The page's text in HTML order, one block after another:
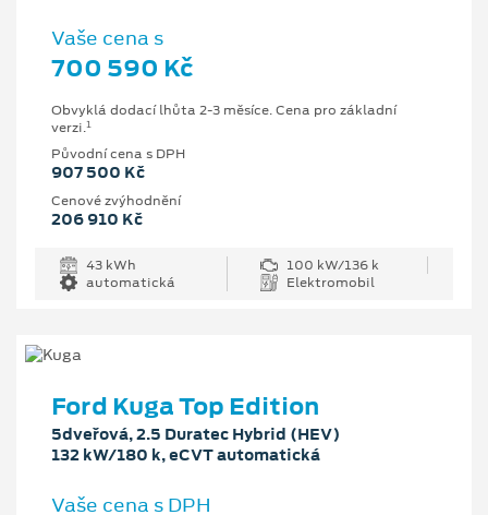
Vaše cena s
700 590 Kč
Obvyklá dodací lhůta 2-3 měsíce. Cena pro základní
verzi.1
Původní cena s DPH
907 500 Kč
Cenové zvýhodnění
206 910 Kč
43 kWh
100 kW/136 k
automatická
Elektromobil
Ford Kuga Top Edition
5dveřová, 2.5 Duratec Hybrid (HEV)
132 kW/180 k, eCVT automatická
Vaše cena s DPH